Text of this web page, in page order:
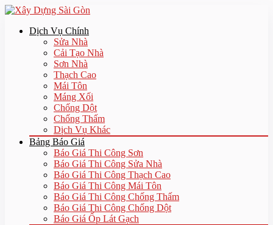
Dịch Vụ Chính
Sửa Nhà
Cải Tạo Nhà
Sơn Nhà
Thạch Cao
Mái Tôn
Máng Xối
Chống Dột
Chống Thấm
Dịch Vụ Khác
Bảng Báo Giá
Báo Giá Thi Công Sơn
Báo Giá Thi Công Sửa Nhà
Báo Giá Thi Công Thạch Cao
Báo Giá Thi Công Mái Tôn
Báo Giá Thi Công Chống Thấm
Báo Giá Thi Công Chống Dột
Báo Giá Ốp Lát Gạch